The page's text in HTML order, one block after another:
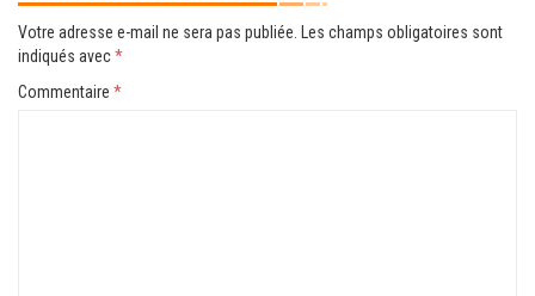
Votre adresse e-mail ne sera pas publiée.
Les champs obligatoires sont
indiqués avec*
Commentaire *